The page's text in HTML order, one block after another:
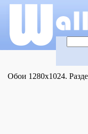
Обои 1280x1024.